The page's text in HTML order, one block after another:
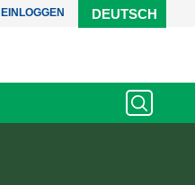
EINLOGGEN DEUTSCH